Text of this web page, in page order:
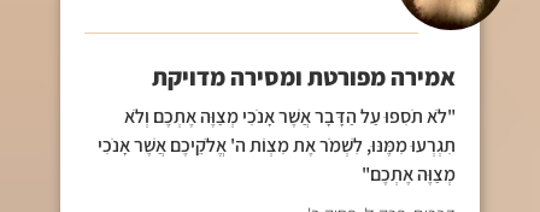
אמירה מפורטת ומסירה מדויקת
"לֹא תֹסִפוּ עַל הַדָּבָר אֲשֶׁר אָנֹכִי מְצַוֶּה אֶתְכֶם וְלֹא
תִגְרְעוּ מִמֶּנּוּ, לִשְׁמֹר אֶת מִצְוֹת ה' אֱלֹקֵיכֶם אֲשֶׁר אָנֹכִי
מְצַוֶּה אֶתְכֶם"